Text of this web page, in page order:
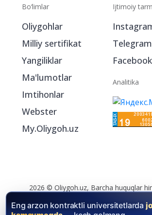
Bo‘limlar
Oliygohlar
Milliy sertifikat
Yangiliklar
Ma'lumotlar
Imtihonlar
Ijtimoiy
Instagram
Analitika
Eng arzon kontraktli universitetlarda